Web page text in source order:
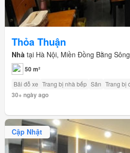
Thỏa Thuận
Nhà tại Hà Nội, Miền Đồng Bằng
50 m²
Bãi đỗ xe Trang bị nhà bếp Sân Trang bị
30+ ngày ago
Cập Nhật